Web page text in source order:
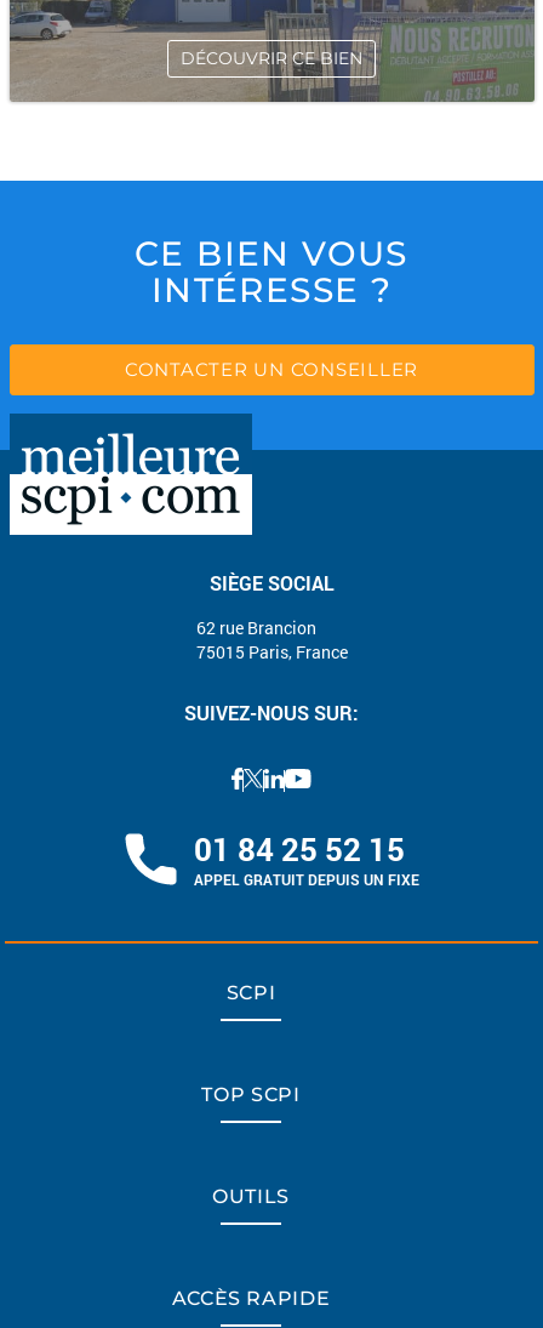
DÉCOUVRIR CE BIEN
CE BIEN VOUS
INTÉRESSE ?
CONTACTER UN CONSEILLER
SIÈGE SOCIAL
62 rue Brancion
75015 Paris, France
SUIVEZ-NOUS SUR:
01 84 25 52 15
APPEL GRATUIT DEPUIS UN FIXE
SCPI
TOP SCPI
OUTILS
ACCÈS RAPIDE